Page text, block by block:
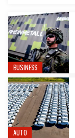
BUSINESS
AUTO